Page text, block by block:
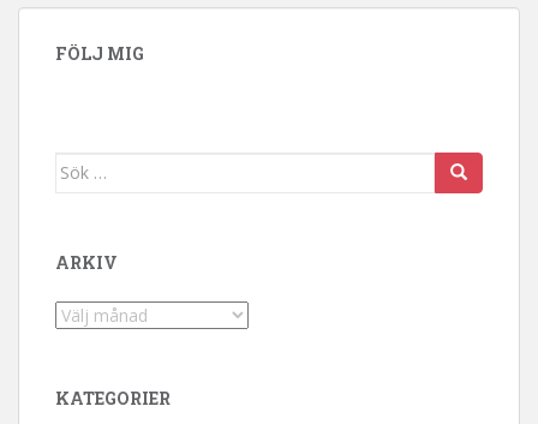
FÖLJ MIG
Sök efter:
ARKIV
Arkiv
KATEGORIER